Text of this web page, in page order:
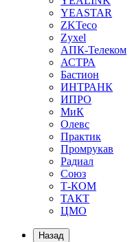
YEASTAR
ZKTeco
Zyxel
АПК-Телеком
АСТРА
Бастион
ИНТРАНК
ИПРО
МиК
Олевс
Практик
Промрукав
Радиал
Союз
Т-КОМ
ТАКТ
ЦМО
Назад